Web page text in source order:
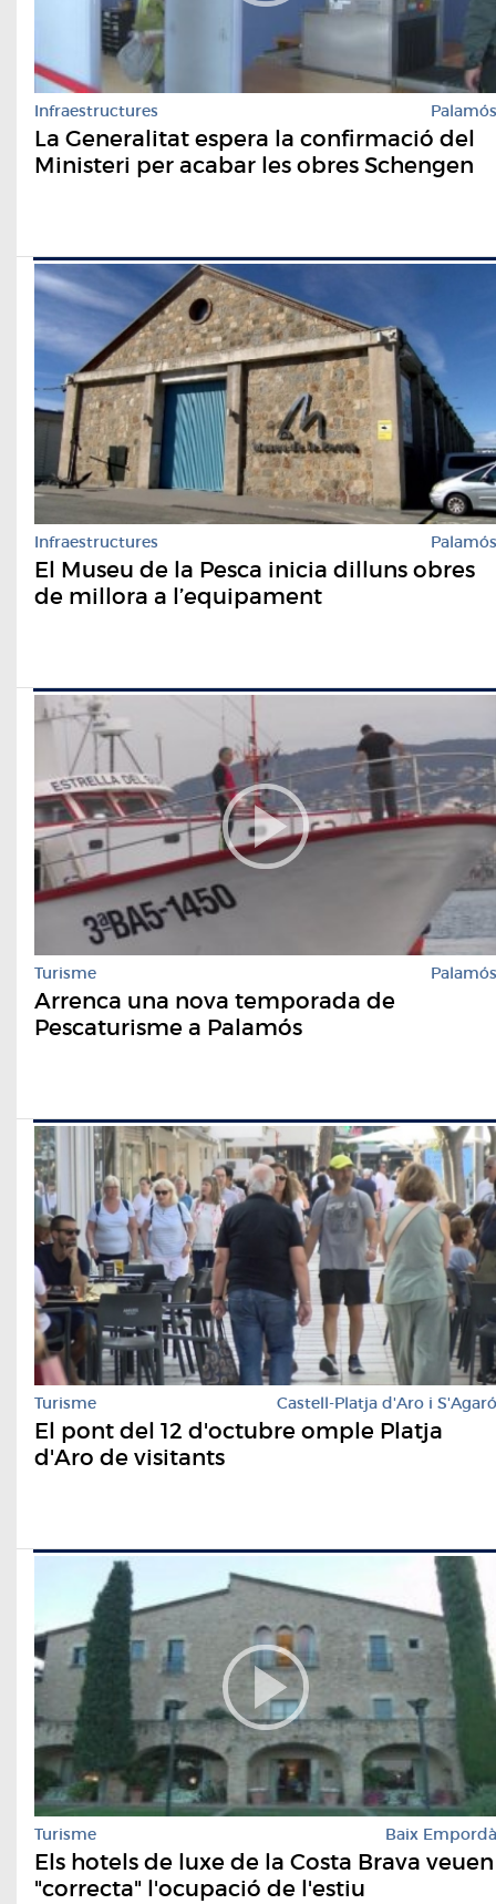
Infraestructures Palamós
La Generalitat espera la confirmació del
Ministeri per acabar les obres Schengen
Infraestructures Palamós
El Museu de la Pesca inicia dilluns obres
de millora a l’equipament
Turisme Palamós
Arrenca una nova temporada de
Pescaturisme a Palamós
Turisme Castell-Platja d'Aro i S'Agaró
El pont del 12 d'octubre omple Platja
d'Aro de visitants
Turisme Baix Empordà
Els hotels de luxe de la Costa Brava veuen
"correcta" l'ocupació de l'estiu